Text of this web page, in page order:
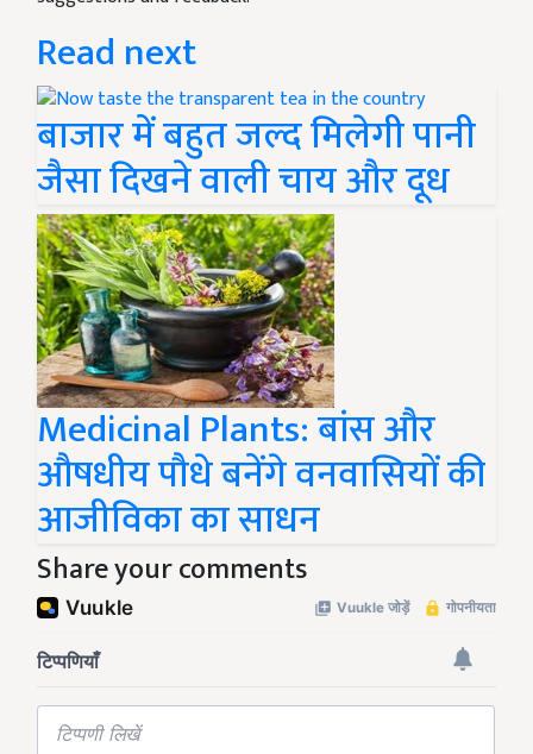
Read next
बाजार में बहुत जल्द मिलेगी पानी
जैसा दिखने वाली चाय और दूध
Medicinal Plants: बांस और
औषधीय पौधे बनेंगे वनवासियों की
आजीविका का साधन
Share your comments